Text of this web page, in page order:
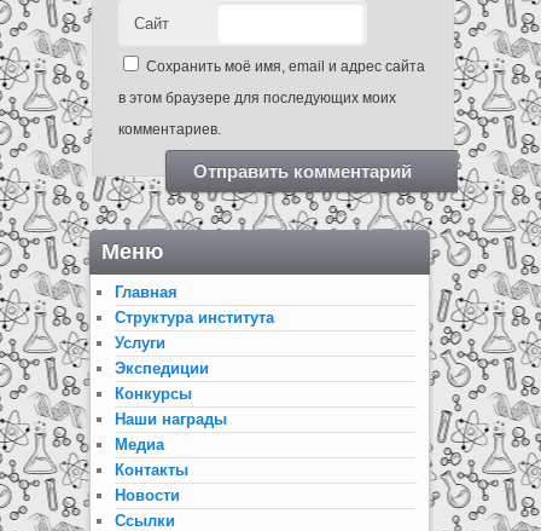
Сайт
Сохранить моё имя, email и адрес сайта
в этом браузере для последующих моих
комментариев.
Меню
Главная
Структура института
Услуги
Экспедиции
Конкурсы
Наши награды
Медиа
Контакты
Новости
Ссылки